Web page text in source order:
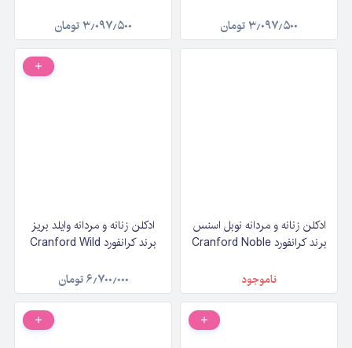
۳٫۰۹۷٫۵۰۰تومان
۱۰۰ میلی‌لیتر
۳٫۰۹۷٫۵۰۰تومان
ادکلن زنانه و مردانه نوبل اسنس
برند کرانفورد Cranford Noble
ناموجود
ادکلن زنانه و مردانه وایلد بریز
برند کرانفورد Cranford Wild
۶٫۷۰۰٫۰۰۰تومان